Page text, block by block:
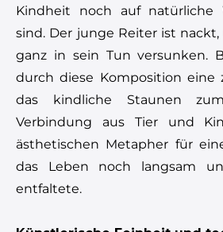
Kindheit noch auf natürliche
sind. Der junge Reiter ist
ganz in sein Tun versunken.
durch diese Komposition eine
das kindliche Staunen
Verbindung aus Tier und
ästhetischen Metapher für
das Leben noch langsam
entfaltete.